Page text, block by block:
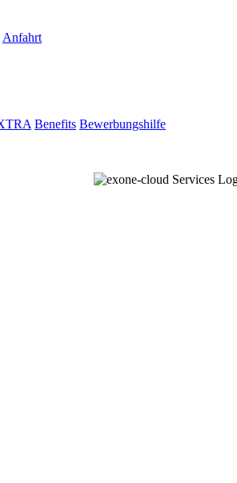
Anfahrt
Benefits Bewerbungshilfe